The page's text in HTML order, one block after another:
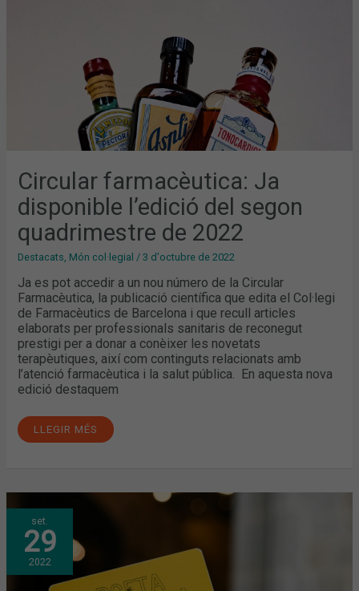
Circular farmacèutica: Ja
disponible l’edició del segon
quadrimestre de 2022
Destacats, Món col·legial /3 d'octubre de 2022
Ja es pot accedir a un nou número de la Circular
Farmacèutica, la publicació científica que edita el Col·legi
de Farmacèutics de Barcelona i que recull articles
elaborats per professionals sanitaris de reconegut
prestigi per a donar a conèixer les novetats
terapèutiques, així com continguts relacionats amb
l’atenció farmacèutica i la salut pública. En aquesta nova
edició destaquem
LLEGIR MÉS
set.
29
2022
ELS
FARMACÈUTICS
DE
BARCELONA
COL·LABOREN
AMB
LA
NOVA